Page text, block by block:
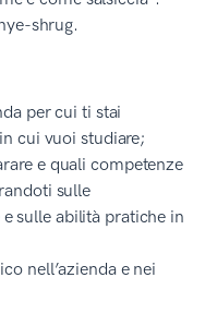
shrug.
per cui ti stai
cui vuoi studiare;
e quali competenze
sulle
e sulle abilità pratiche in
nell’azienda e nei